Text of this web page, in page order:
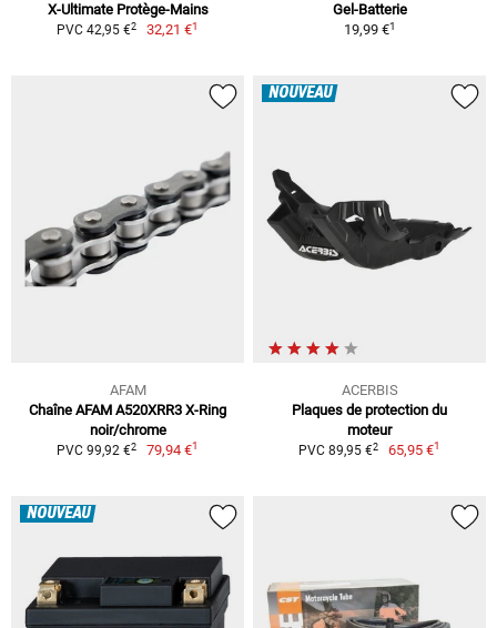
X-Ultimate Protège-Mains
PVC 42,95 €2 32,21 €1
Gel-Batterie
19,99 €1
AFAM
Chaîne AFAM A520XRR3 X-Ring
noir/chrome
PVC 99,92 €2 79,94 €1
NOUVEAU
ACERBIS
Plaques de protection du
moteur
PVC 89,95 €2 65,95 €1
NOUVEAU